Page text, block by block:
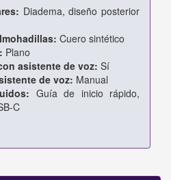
Diadema, diseño posterior
Cuero sintético
Plano
asistente de voz: Sí
de voz: Manual
Guía de inicio rápido,
C